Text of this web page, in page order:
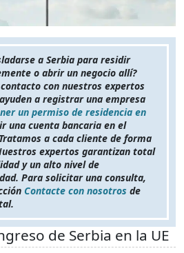
a Serbia para residir
o abrir un negocio allí?
con nuestros expertos
a registrar una empresa
un permiso de residencia en
una cuenta bancaria en el
a cada cliente de forma
expertos garantizan total
y un alto nivel de
Para solicitar una consulta,
Contacte con nosotros de
de Serbia en la UE